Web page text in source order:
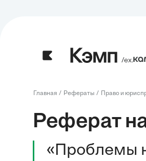
/ех.
Главная Рефераты Право и
Реферат
«Проблемы